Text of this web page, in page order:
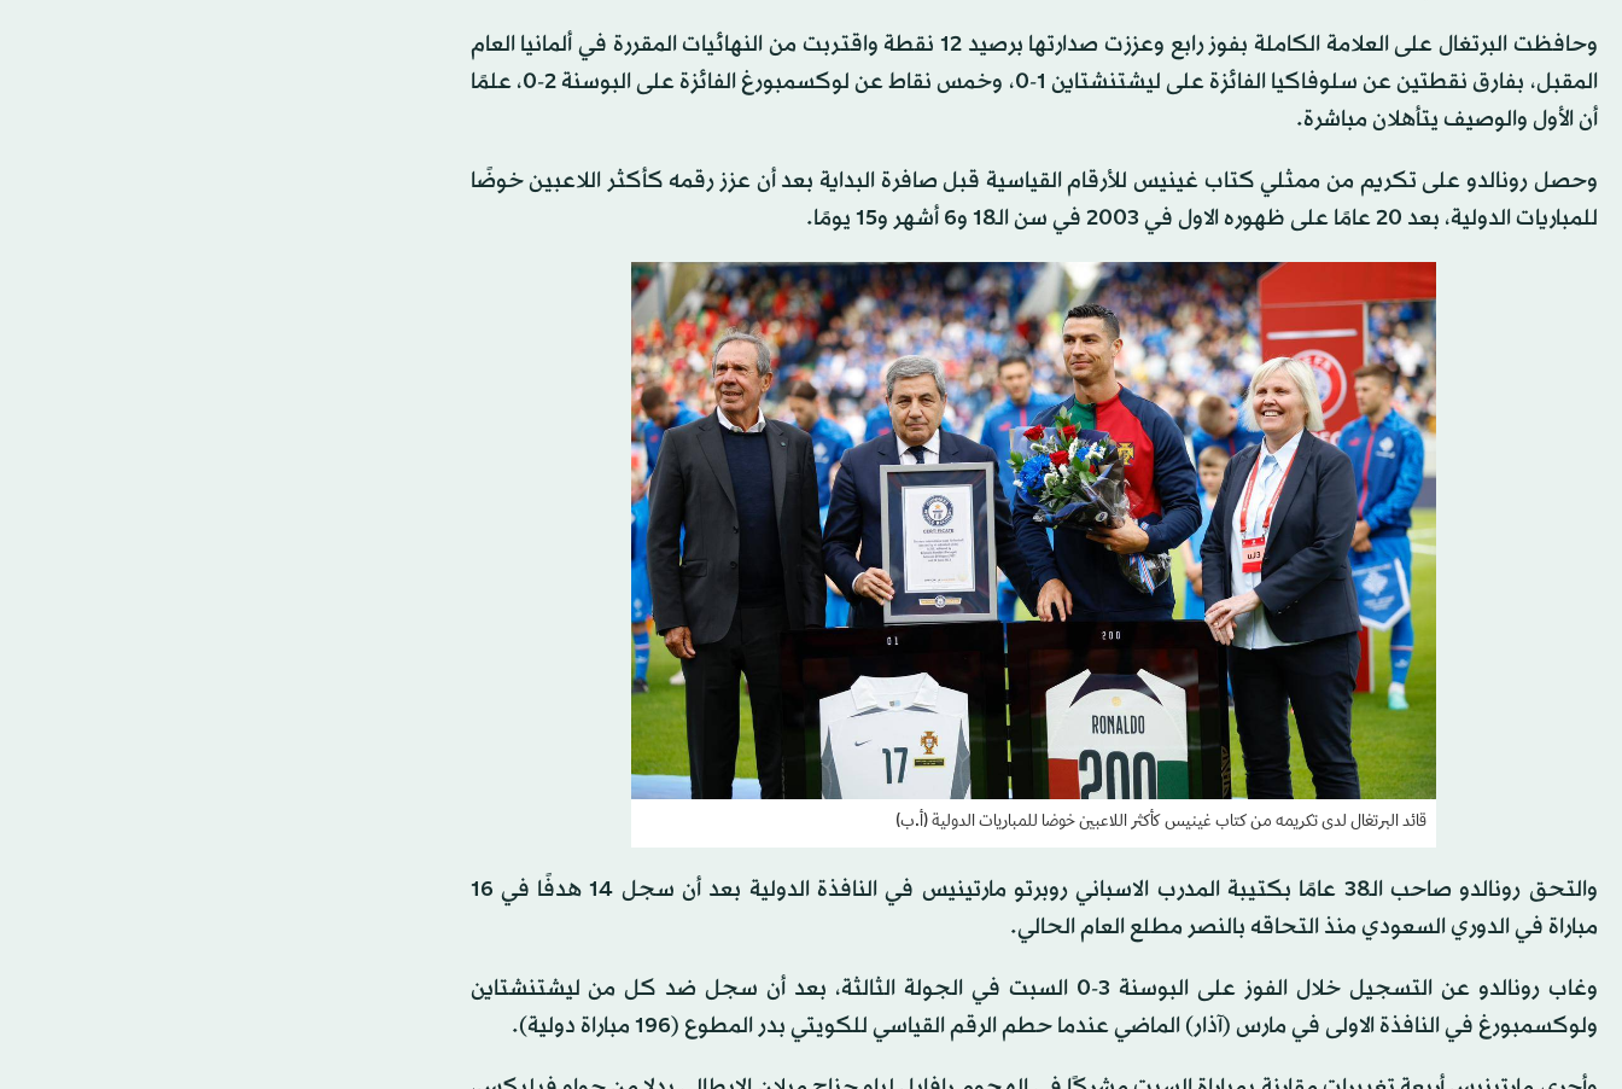
وحافظت البرتغال على العلامة الكاملة بفوز رابع وعززت صدارتها برصيد 12 نقطة واقتربت من النهائيات المقررة في ألمانيا العام
المقبل، بفارق نقطتين عن سلوفاكيا الفائزة على ليشتنشتاين 1-0، وخمس نقاط عن لوكسمبورغ الفائزة على البوسنة 2-0، علمًا
أن الأول والوصيف يتأهلان مباشرة.
وحصل رونالدو على تكريم من ممثلي كتاب غينيس للأرقام القياسية قبل صافرة البداية بعد أن عزز رقمه كأكثر اللاعبين خوضًا
للمباريات الدولية، بعد 20 عامًا على ظهوره الاول في 2003 في سن الـ18 و6 أشهر و15 يومًا.
قائد البرتغال لدى تكريمه من كتاب غينيس كأكثر اللاعبين خوضا للمباريات الدولية (أ.ب)
والتحق رونالدو صاحب الـ38 عامًا بكتيبة المدرب الاسباني روبرتو مارتينيس في النافذة الدولية بعد أن سجل 14 هدفًا في 16
مباراة في الدوري السعودي منذ التحاقه بالنصر مطلع العام الحالي.
وغاب رونالدو عن التسجيل خلال الفوز على البوسنة 3-0 السبت في الجولة الثالثة، بعد أن سجل ضد كل من ليشتنشتاين
ولوكسمبورغ في النافذة الاولى في مارس (آذار) الماضي عندما حطم الرقم القياسي للكويتي بدر المطوع (196 مباراة دولية).